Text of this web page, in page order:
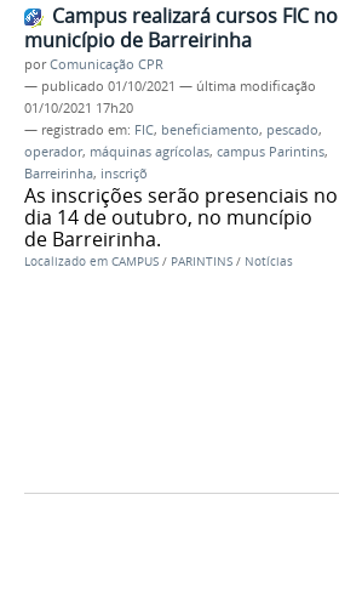
Campus realizará cursos FIC no
município de Barreirinha
porComunicação CPR
— publicado 01/10/2021 — última modificação
01/10/2021 17h20
— registrado em: FIC, beneficiamento, pescado,
operador, máquinas agrícolas, campus Parintins,
Barreirinha, inscriçõ
As inscrições serão presenciais no
dia 14 de outubro, no muncípio
de Barreirinha.
Localizado em CAMPUS / PARINTINS / Notícias